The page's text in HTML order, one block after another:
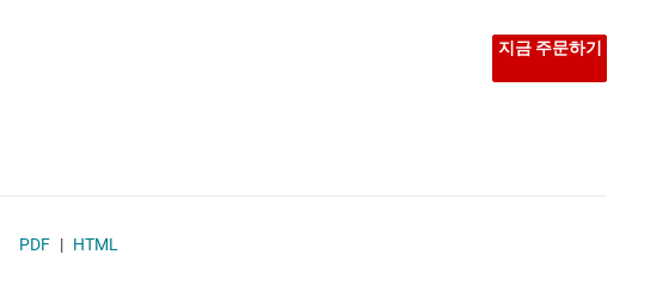
지금 주문하기
PDF | HTML